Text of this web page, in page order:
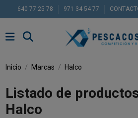
640 77 25 78 971 34 54 77
Inicio Marcas Halco
Listado de
Halco